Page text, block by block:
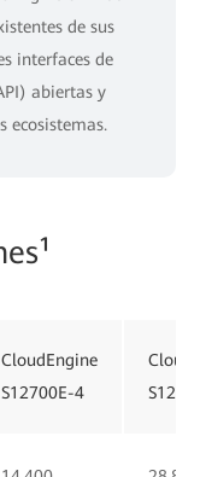
de sus
interfaces de
abiertas y
ecosistemas.
CloudEngine
S12700E-4